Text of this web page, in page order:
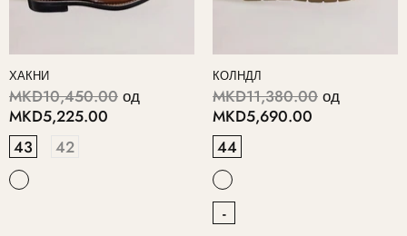
ХАКНИ
MKD10,450.00 од
MKD5,225.00
43
42
КОЛНДЛ
MKD11,380.00 од
MKD5,690.00
44
-